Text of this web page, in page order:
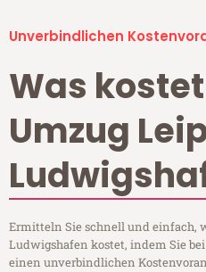
Unverbindlichen
Was
Umzug
Ermitteln Sie schnell und einfach,
Ludwigshafen kostet, indem Sie
einen unverbindlichen